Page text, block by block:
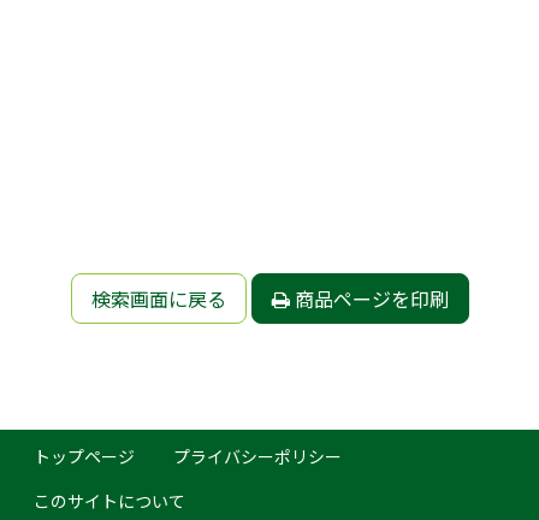
検索画面に戻る 商品ページを印刷
トップページ
プライバシーポリシー
このサイトについて